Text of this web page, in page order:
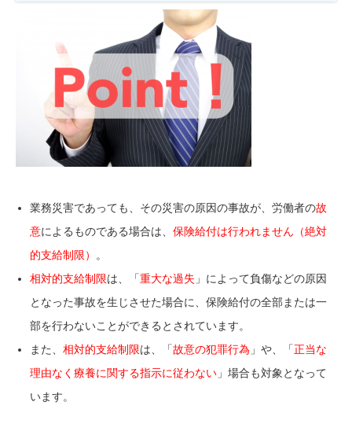
業務災害であっても、その災害の原因の事故が、労働者の故
意によるものである場合は、保険給付は行われません（絶対
的支給制限）
。
相対的支給制限は、「重大な過失 」によって負傷などの原因
となった事故を生じさせた場合に、保険給付の全部または一
部を行わないことができるとされています。
また、相対的支給制限は、「故意の犯罪行為 」や、「正当な
理由なく療養に関する指示に従わない 」場合も対象となって
います。